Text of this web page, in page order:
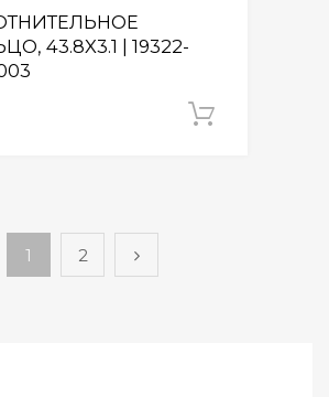
43.8X3.1 | 19322-
1 2